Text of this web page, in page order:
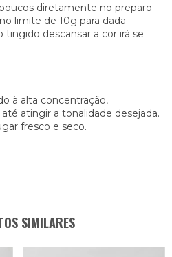
diretamente no preparo
limite de 10g para dada
descansar a cor irá se
à alta concentração,
atingir a tonalidade desejada.
fresco e seco.
SIMILARES